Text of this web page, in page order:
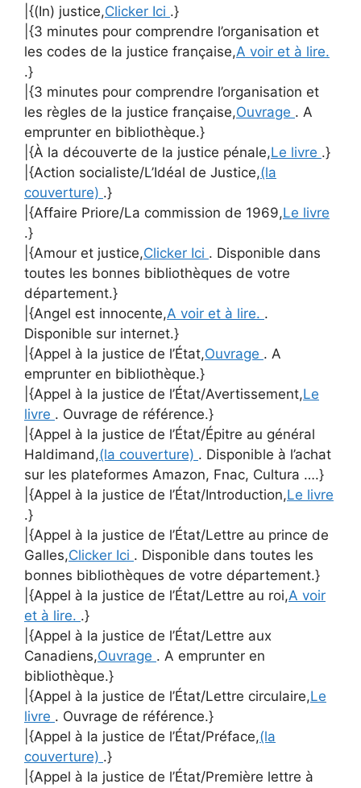
|{(In) justice,Clicker Ici .}
|{3 minutes pour comprendre l’organisation et
les codes de la justice française,A voir et à lire.
.}
|{3 minutes pour comprendre l’organisation et
les règles de la justice française,Ouvrage . A
emprunter en bibliothèque.}
|{À la découverte de la justice pénale,Le livre .}
|{Action socialiste/L’Idéal de Justice,(la
couverture) .}
|{Affaire Priore/La commission de 1969,Le livre
.}
|{Amour et justice,Clicker Ici . Disponible dans
toutes les bonnes bibliothèques de votre
département.}
|{Angel est innocente,A voir et à lire. .
Disponible sur internet.}
|{Appel à la justice de l’État,Ouvrage . A
emprunter en bibliothèque.}
|{Appel à la justice de l’État/Avertissement,Le
livre . Ouvrage de référence.}
|{Appel à la justice de l’État/Épitre au général
Haldimand,(la couverture) . Disponible à l’achat
sur les plateformes Amazon, Fnac, Cultura ….}
|{Appel à la justice de l’État/Introduction,Le livre
.}
|{Appel à la justice de l’État/Lettre au prince de
Galles,Clicker Ici . Disponible dans toutes les
bonnes bibliothèques de votre département.}
|{Appel à la justice de l’État/Lettre au roi,A voir
et à lire. .}
|{Appel à la justice de l’État/Lettre aux
Canadiens,Ouvrage . A emprunter en
bibliothèque.}
|{Appel à la justice de l’État/Lettre circulaire,Le
livre . Ouvrage de référence.}
|{Appel à la justice de l’État/Préface,(la
couverture) .}
|{Appel à la justice de l’État/Première lettre à